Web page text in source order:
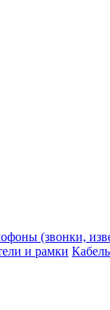
(звонки,
и рамки